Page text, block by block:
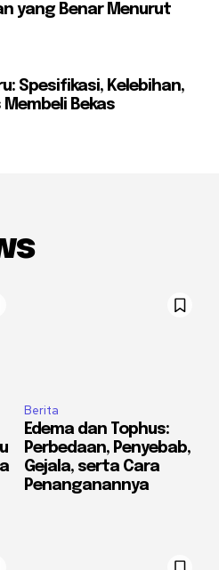
yang Benar Menurut
Spesifikasi, Kelebihan,
Bekas
Berita
Edema dan Tophus:
Perbedaan, Penyebab,
Gejala, serta Cara
Penanganannya